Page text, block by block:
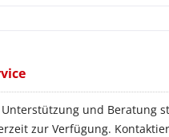
Unterstützung und Beratung
zur Verfügung.